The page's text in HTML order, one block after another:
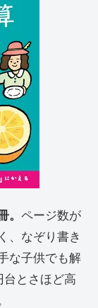
。 ページ数が
、なぞり書き
な子供でも解
台とさほど高